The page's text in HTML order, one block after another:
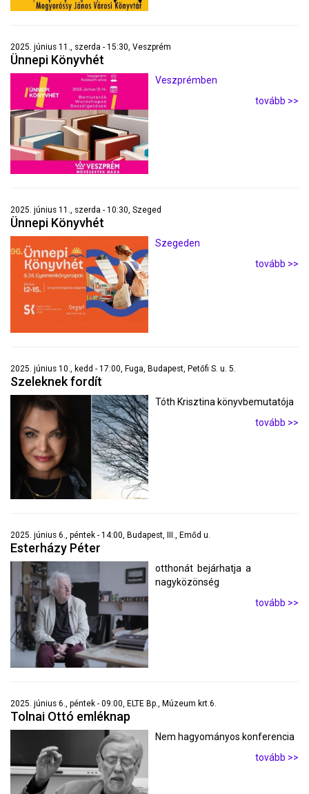
2025. június 11., szerda - 15:30, Veszprém
Ünnepi Könyvhét
Veszprémben
tovább >>
2025. június 11., szerda - 10:30, Szeged
Ünnepi Könyvhét
Szegeden
tovább >>
2025. június 10., kedd - 17:00, Fuga, Budapest, Petőfi S. u. 5.
Szeleknek fordít
Tóth Krisztina könyvbemutatója
tovább >>
2025. június 6., péntek - 14:00, Budapest, III., Emőd u.
Esterházy Péter
otthonát bejárhatja a
nagyközönség
tovább >>
2025. június 6., péntek - 09:00, ELTE Bp., Múzeum krt.6.
Tolnai Ottó emléknap
Nem hagyományos konferencia
tovább >>